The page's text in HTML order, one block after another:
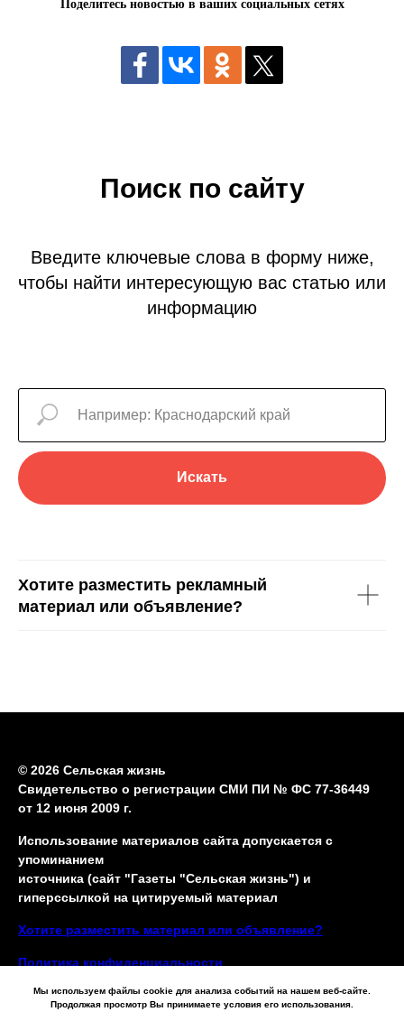
Поделитесь новостью в ваших социальных сетях
Поиск по сайту
Введите ключевые слова в форму ниже,
чтобы найти интересующую вас статью или
информацию
Искать
Хотите разместить рекламный
материал или объявление?
© 2026 Сельская жизнь
Свидетельство о регистрации СМИ ПИ № ФС 77-36449
от 12 июня 2009 г.
Использование материалов сайта допускается с
упоминанием
источника (сайт "Газеты "Сельская жизнь") и
гиперссылкой на цитируемый материал
Хотите разместить материал или объявление?
Политика конфиденциальности
Мы используем файлы cookie для анализа событий на нашем веб-сайте.
Продолжая просмотр Вы принимаете условия его использования.